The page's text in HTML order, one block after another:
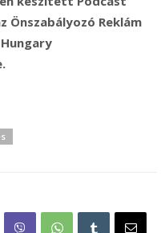
Önszabályozó Reklám